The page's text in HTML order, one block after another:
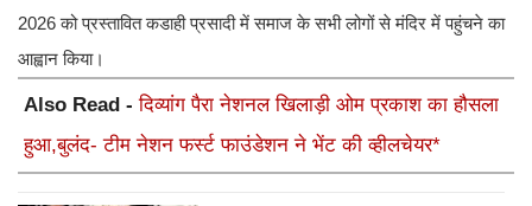
2026 को प्रस्तावित कडाही प्रसादी में समाज के सभी लोगों से मंदिर में पहुंचने का
आह्वान किया।
Also Read -दिव्यांग पैरा नेशनल खिलाड़ी ओम प्रकाश का हौसला
हुआ,बुलंद- टीम नेशन फर्स्ट फाउंडेशन ने भेंट की व्हीलचेयर*